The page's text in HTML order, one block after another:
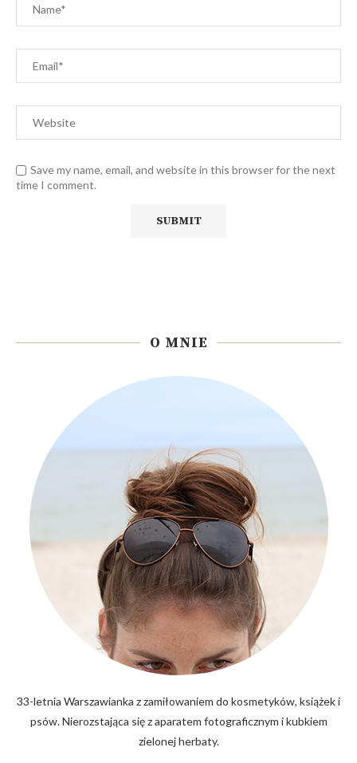
Save my name, email, and website in this browser for the next
time I comment.
O MNIE
33-letnia Warszawianka z zamiłowaniem do kosmetyków, książek i
psów. Nierozstająca się z aparatem fotograficznym i kubkiem
zielonej herbaty.